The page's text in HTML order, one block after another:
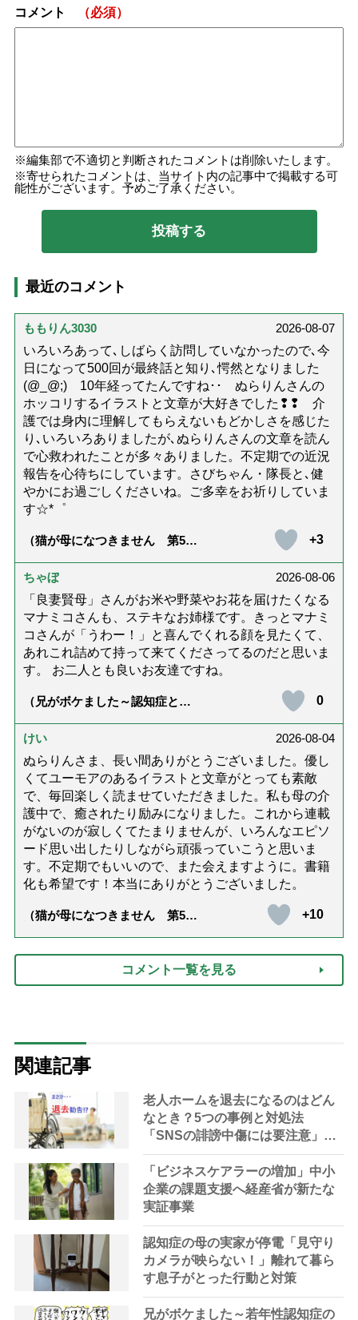
コメント （必須）
編集部で不適切と判断されたコメントは削除いたします。
寄せられたコメントは、当サイト内の記事中で掲載する可
能性がございます。予めご了承ください。
最近のコメント
ももりん3030
2026-08-07
いろいろあって､しばらく訪問していなかったので､今
日になって500回が最終話と知り､愕然となりました
(@_@;) 10年経ってたんですね･･ ぬらりんさんの
ホッコリするイラストと文章が大好きでした❢❢ 介
護では身内に理解してもらえないもどかしさを感じた
り､いろいろありましたが､ぬらりんさんの文章を読ん
で心救われたことが多々ありました。不定期での近況
報告を心待ちにしています。さびちゃん・隊長と､健
やかにお過ごしくださいね。ご多幸をお祈りしていま
す☆*゜
（猫が母になつきません 第500
+3
ちゃぼ
2026-08-06
「良妻賢母」さんがお米や野菜やお花を届けたくなる
マナミコさんも、ステキなお姉様です。きっとマナミ
コさんが「うわー！」と喜んでくれる顔を見たくて、
あれこれ詰めて持って来てくださってるのだと思いま
す。 お二人とも良いお友達ですね。
（兄がボケました～認知症と介
達』が届きました」）
0
けい
2026-08-04
ぬらりんさま、長い間ありがとうございました。優し
くてユーモアのあるイラストと文章がとっても素敵
で、毎回楽しく読ませていただきました。私も母の介
護中で、癒されたり励みになりました。これから連載
がないのが寂しくてたまりませんが、いろんなエピソ
ード思い出したりしながら頑張っていこうと思いま
す。不定期でもいいので、また会えますように。書籍
化も希望です！本当にありがとうございました。
（猫が母になつきません 第500
+10
コメント一覧を見る
関連記事
老人ホームを退去になるのはどん
なとき？5つの事例と対処法
「SNSの誹謗中傷には要注意」
【社会福祉士解説】
「ビジネスケアラーの増加」中小
企業の課題支援へ経産省が新たな
実証事業
認知症の母の実家が停電「見守り
カメラが映らない！」離れて暮ら
す息子がとった行動と対策
兄がボケました～若年性認知症の